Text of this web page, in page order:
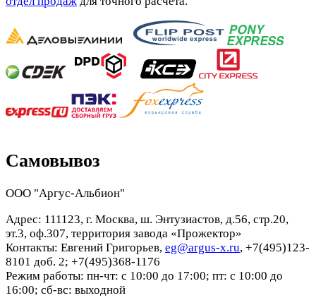
Самовывоз
ООО "Аргус-Альбион"
Адрес: 111123, г. Москва, ш. Энтузиастов, д.56, стр.20,
эт.3, оф.307, территория завода «Прожектор»
Контакты: Евгений Григорьев, eg@argus-x.ru, +7(495)123-
8101 доб. 2; +7(495)368-1176
Режим работы: пн-чт: с 10:00 до 17:00; пт: с 10:00 до
16:00; сб-вс: выходной